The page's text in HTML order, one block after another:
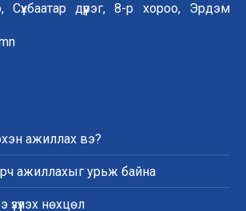
Сүхбаатар дүүрэг, 8-р хороо, Эрдэм
ажиллах вэ?
ажиллахыг урьж байна
нөхцөл